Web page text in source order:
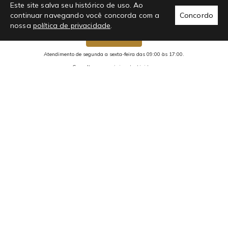
Este site salva seu histórico de uso. Ao
continuar navegando você concorda com a
nossa política de privacidade.
Concordo
Atendimento de segunda a sexta-feira das 09:00 às 17:00.
Consulte nossa
página de dúvidas.